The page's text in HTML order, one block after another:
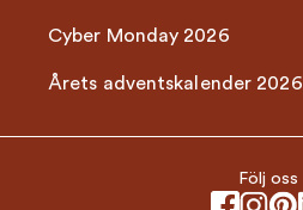
Cyber Monday 2026
Årets adventskalender 2026
Följ oss